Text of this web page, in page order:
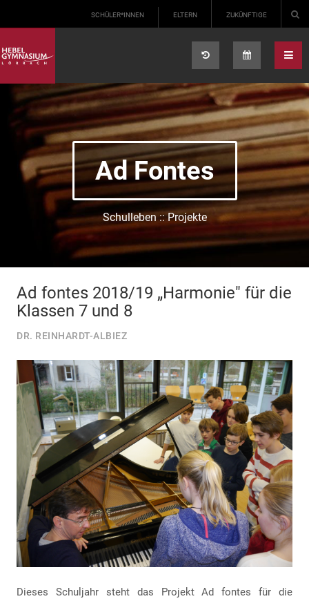
SCHÜLER*INNEN ELTERN ZUKÜNFTIGE
Ad Fontes
Schulleben :: Projekte
Ad fontes 2018/19 „Harmonie" für die
Klassen 7 und 8
DR. REINHARDT-ALBIEZ
Dieses Schuljahr steht das Projekt Ad fontes für die